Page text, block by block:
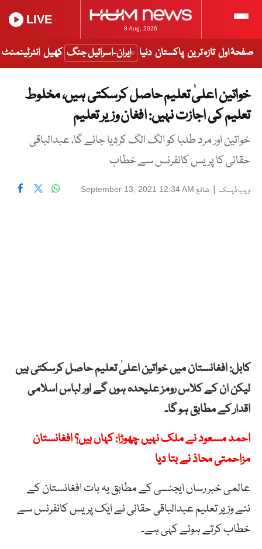
8 Aug, 2026
LIVE
صفحۂ اول تازہ ترین پاکستان دنیا ایران-اسرائیل جنگ کھیل انٹرٹینمنٹ
خواتین اعلیٰ تعلیم حاصل کرسکتی ہیں، مخلوط
تعلیم کی اجازت نہیں: افغان وزیر تعلیم
خواتین اور مرد طلبا کو الگ الگ کردیا جائے گا، عبدالباقی
حقانی کا پریس کانفرنس سے خطاب
ویب ڈیسک | شائع September 13, 2021 12:34 AM
کابل: افغانستان میں خواتین اعلیٰ تعلیم حاصل کرسکتی ہیں
لیکن ان کے کلاس رومز علیحدہ ہوں گے اور لباس اسلامی
اقدار کے مطابق ہو گا۔
احمد مسعود نے ملک نہیں چھوڑا: کہاں ہیں؟ افغانستان
مزاحمتی محاذ نے بتا دیا
عالمی خبر رساں ایجنسی کے مطابق یہ بات افغانستان کے
نئے وزیر تعلیم عبدالباقی حقانی نے ایک پریس کانفرنس سے
خطاب کرتے ہوئے کہی ہے۔